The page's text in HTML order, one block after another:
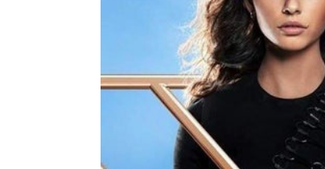
Các
Các
khác